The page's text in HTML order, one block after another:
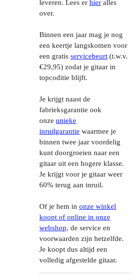
leveren. Lees er hier alles
over.
Binnen een jaar mag je nog
een keertje langskomen voor
een gratis servicebeurt (t.w.v.
€29,95) zodat je gitaar in
topcoditie blijft.
Je krijgt naast de
fabrieksgarantie ook
onze unieke
inruilgarantie waarmee je
binnen twee jaar voordelig
kunt doorgroeien naar een
gitaar uit een hogere klasse.
Je krijgt voor je gitaar weer
60% terug aan inruil.
Of je hem in onze winkel
koopt of online in onze
webshop, de service en
voorwaarden zijn hetzelfde.
Je koopt dus altijd een
volledig afgestelde gitaar.